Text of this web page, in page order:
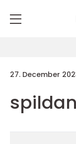
27. December